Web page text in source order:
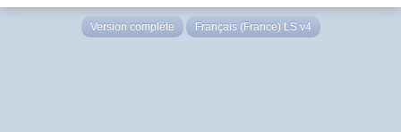
Version complète Français (France) LS v4